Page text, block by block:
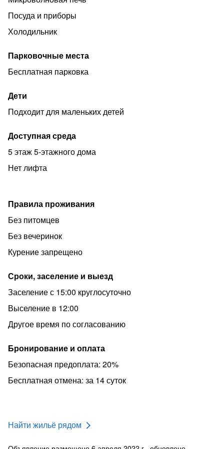
Посуда и приборы
Холодильник
Парковочные места
Бесплатная парковка
Дети
Подходит для маленьких детей
Доступная среда
5 этаж 5-этажного дома
Нет лифта
Правила проживания
Без питомцев
Без вечеринок
Курение запрещено
Сроки, заселение и выезд
Заселение с 15:00 круглосуточно
Выселение в 12:00
Другое время по согласованию
Бронирование и оплата
Безопасная предоплата: 20%
Бесплатная отмена: за 14 суток
Найти жильё рядом